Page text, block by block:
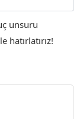
unsuru
hatırlatırız!